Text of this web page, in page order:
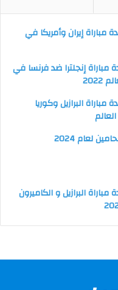
إيران وأمريكا في
إنجلترا ضد فرنسا في
البرازيل وكوريا
لعام 2024
البرازيل و الكاميرون